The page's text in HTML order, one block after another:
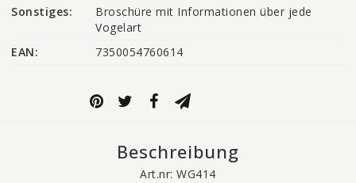
Sonstiges:
Broschüre mit Informationen über jede
Vogelart
EAN:
7350054760614
Beschreibung
Art.nr: WG414